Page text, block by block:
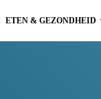
ETEN & GEZONDHEID